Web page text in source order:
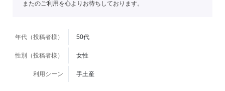
またのご利用を心よりお待ちしております。
年代（投稿者様） 50代
性別（投稿者様） 女性
利用シーン 手土産